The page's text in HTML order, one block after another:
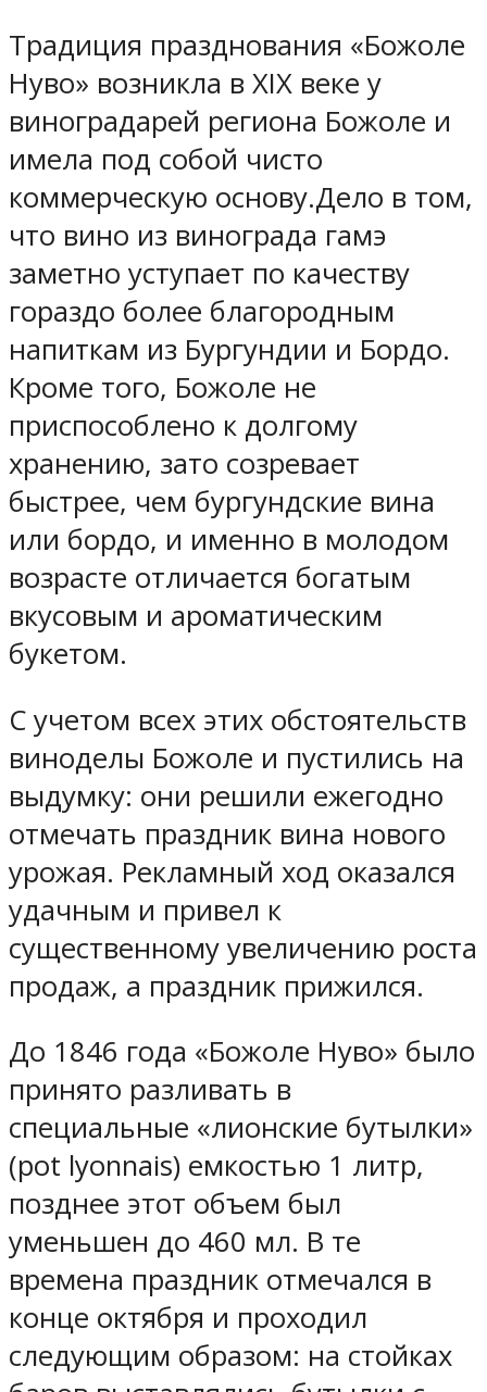
Традиция празднования «Божоле
Нуво» возникла в XIX веке у
виноградарей региона Божоле и
имела под собой чисто
коммерческую основу.Дело в том,
что вино из винограда гамэ
заметно уступает по качеству
гораздо более благородным
напиткам из Бургундии и Бордо.
Кроме того, Божоле не
приспособлено к долгому
хранению, зато созревает
быстрее, чем бургундские вина
или бордо, и именно в молодом
возрасте отличается богатым
вкусовым и ароматическим
букетом.
С учетом всех этих обстоятельств
виноделы Божоле и пустились на
выдумку: они решили ежегодно
отмечать праздник вина нового
урожая. Рекламный ход оказался
удачным и привел к
существенному увеличению роста
продаж, а праздник прижился.
До 1846 года «Божоле Нуво» было
принято разливать в
специальные «лионские бутылки»
(pot lyonnais) емкостью 1 литр,
позднее этот объем был
уменьшен до 460 мл. В те
времена праздник отмечался в
конце октября и проходил
следующим образом: на стойках